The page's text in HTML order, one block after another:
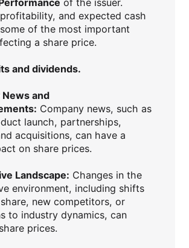
of the issuer.
and expected cash
of the most important
a share price.
and dividends.
and
Company news, such as
launch, partnerships,
acquisitions, can have a
on share prices.
Landscape: Changes in the
environment, including shifts
new competitors, or
to industry dynamics, can
prices.